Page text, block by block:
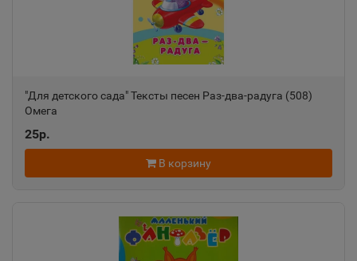
"Для детского сада" Тексты песен Раз-два-радуга (508)
Омега
25р.
В корзину